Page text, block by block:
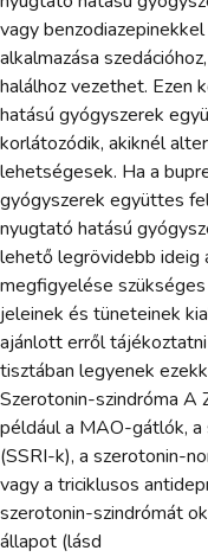
vagy
alkalmazása
halálhoz vezethet. Ezen
hatású gyógyszerek
korlátozódik, akiknél
lehetségesek. Ha a
gyógyszerek együttes
nyugtató hatású
lehető legrövidebb ideig
megfigyelése
jeleinek és tüneteinek
ajánlott erről
tisztában legyenek
Szerotonin-szindróma A
például a MAO-gátlók,
(SSRI-k), a szerotonin-
vagy a triciklusos
szerotonin-szindrómát
állapot (lásd